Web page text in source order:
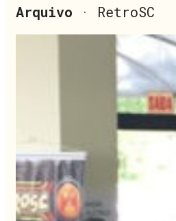
Arquivo · RetroSC